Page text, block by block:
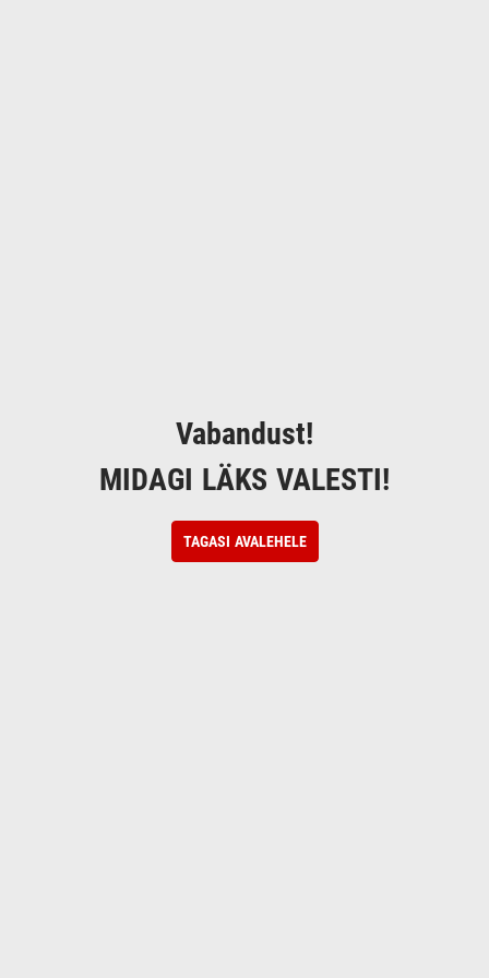
Vabandust!
MIDAGI LÄKS VALESTI!
TAGASI AVALEHELE